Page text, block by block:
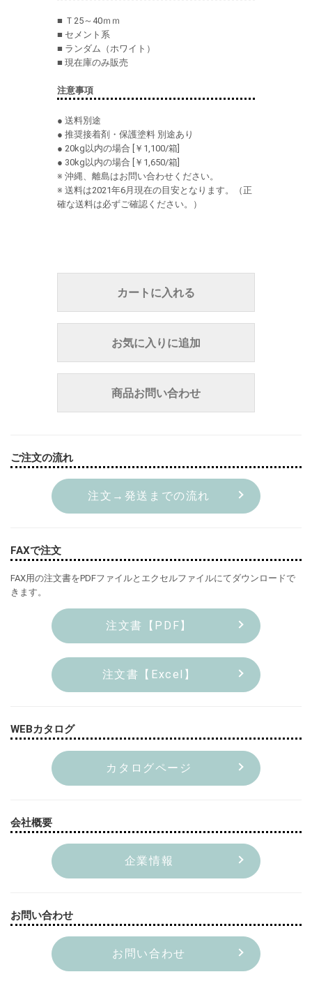
■ Ｔ25～40ｍｍ
■ セメント系
■ ランダム（ホワイト）
■ 現在庫のみ販売
注意事項
● 送料別途
● 推奨接着剤・保護塗料 別途あり
● 20kg以内の場合 [￥1,100/箱]
● 30kg以内の場合 [￥1,650/箱]
※ 沖縄、離島はお問い合わせください。
※ 送料は2021年6月現在の目安となります。（正
確な送料は必ずご確認ください。）
カートに入れる
お気に入りに追加
商品お問い合わせ
ご注文の流れ
注文→発送までの流れ
FAXで注文
FAX用の注文書をPDFファイルとエクセルファイルにてダウンロードで
きます。
注文書【PDF】
注文書【Excel】
WEBカタログ
カタログページ
会社概要
企業情報
お問い合わせ
お問い合わせ